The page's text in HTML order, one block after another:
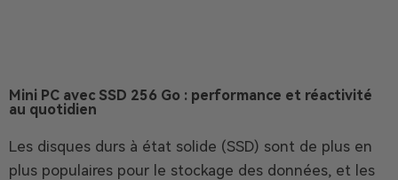
Mini PC avec SSD 256 Go : performance et réactivité
au quotidien
Les disques durs à état solide (SSD) sont de plus en
plus populaires pour le stockage des données, et les